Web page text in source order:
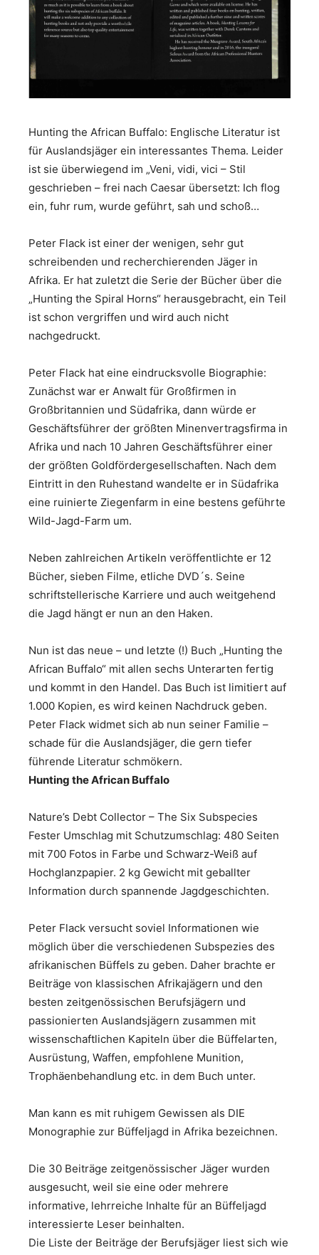
Hunting the African Buffalo: Englische Literatur ist
für Auslandsjäger ein interessantes Thema. Leider
ist sie überwiegend im „Veni, vidi, vici – Stil
geschrieben – frei nach Caesar übersetzt: Ich flog
ein, fuhr rum, wurde geführt, sah und schoß…
Peter Flack ist einer der wenigen, sehr gut
schreibenden und recherchierenden Jäger in
Afrika. Er hat zuletzt die Serie der Bücher über die
„Hunting the Spiral Horns“ herausgebracht, ein Teil
ist schon vergriffen und wird auch nicht
nachgedruckt.
Peter Flack hat eine eindrucksvolle Biographie:
Zunächst war er Anwalt für Großfirmen in
Großbritannien und Südafrika, dann würde er
Geschäftsführer der größten Minenvertragsfirma in
Afrika und nach 10 Jahren Geschäftsführer einer
der größten Goldfördergesellschaften. Nach dem
Eintritt in den Ruhestand wandelte er in Südafrika
eine ruinierte Ziegenfarm in eine bestens geführte
Wild-Jagd-Farm um.
Neben zahlreichen Artikeln veröffentlichte er 12
Bücher, sieben Filme, etliche DVD´s. Seine
schriftstellerische Karriere und auch weitgehend
die Jagd hängt er nun an den Haken.
Nun ist das neue – und letzte (!) Buch „Hunting the
African Buffalo“ mit allen sechs Unterarten fertig
und kommt in den Handel. Das Buch ist limitiert auf
1.000 Kopien, es wird keinen Nachdruck geben.
Peter Flack widmet sich ab nun seiner Familie –
schade für die Auslandsjäger, die gern tiefer
führende Literatur schmökern.
Hunting the African Buffalo
Nature’s Debt Collector – The Six Subspecies
Fester Umschlag mit Schutzumschlag: 480 Seiten
mit 700 Fotos in Farbe und Schwarz-Weiß auf
Hochglanzpapier. 2 kg Gewicht mit geballter
Information durch spannende Jagdgeschichten.
Peter Flack versucht soviel Informationen wie
möglich über die verschiedenen Subspezies des
afrikanischen Büffels zu geben. Daher brachte er
Beiträge von klassischen Afrikajägern und den
besten zeitgenössischen Berufsjägern und
passionierten Auslandsjägern zusammen mit
wissenschaftlichen Kapiteln über die Büffelarten,
Ausrüstung, Waffen, empfohlene Munition,
Trophäenbehandlung etc. in dem Buch unter.
Man kann es mit ruhigem Gewissen als DIE
Monographie zur Büffeljagd in Afrika bezeichnen.
Die 30 Beiträge zeitgenössischer Jäger wurden
ausgesucht, weil sie eine oder mehrere
informative, lehrreiche Inhalte für an Büffeljagd
interessierte Leser beinhalten.
Die Liste der Beiträge der Berufsjäger liest sich wie